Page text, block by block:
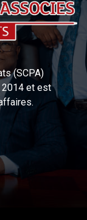
(SCPA)
2014 et est